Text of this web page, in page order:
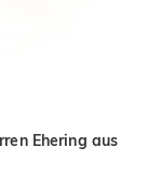
Ehering aus